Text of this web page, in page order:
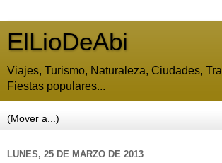
ElLioDeAbi
Viajes, Turismo, Naturaleza, Ciudades,
Fiestas populares...
LUNES, 25 DE MARZO DE 2013